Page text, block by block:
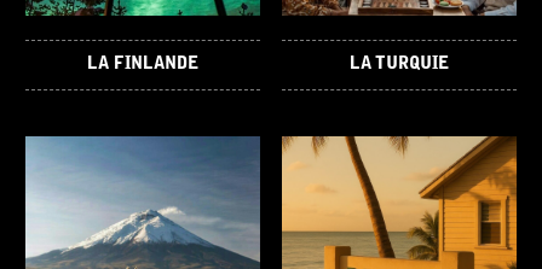
LA FINLANDE LA TURQUIE